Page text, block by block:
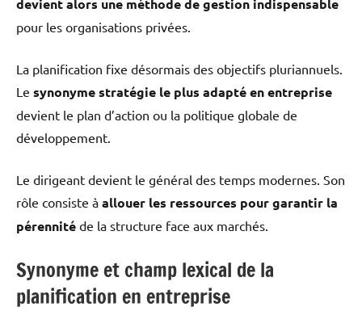
devient alors une méthode de gestion indispensable
pour les organisations privées.
La planification fixe désormais des objectifs pluriannuels.
Le synonyme stratégie le plus adapté en entreprise
devient le plan d’action ou la politique globale de
développement.
Le dirigeant devient le général des temps modernes. Son
rôle consiste à allouer les ressources pour garantir la
pérennité de la structure face aux marchés.
Synonyme et champ lexical de la
planification en entreprise